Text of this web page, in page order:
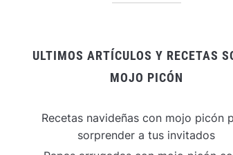
ULTIMOS ARTÍCULOS Y RECETAS
MOJO PICÓN
Recetas navideñas con mojo picón
sorprender a tus invitados